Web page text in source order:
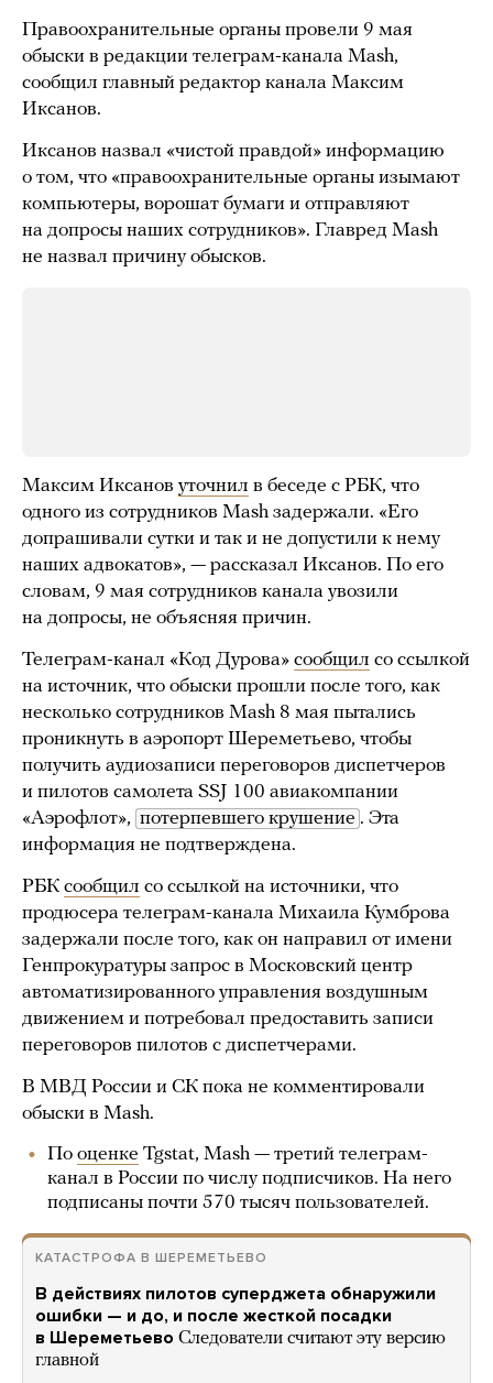
Правоохранительные органы провели 9 мая
обыски в редакции телеграм-канала Mash,
сообщил главный редактор канала Максим
Иксанов.
Иксанов назвал «чистой правдой» информацию
о том, что «правоохранительные органы изымают
компьютеры, ворошат бумаги и отправляют
на допросы наших сотрудников». Главред Mash
не назвал причину обысков.
Максим Иксанов уточнил в беседе с РБК, что
одного из сотрудников Mash задержали. «Его
допрашивали сутки и так и не допустили к нему
наших адвокатов», — рассказал Иксанов. По его
словам, 9 мая сотрудников канала увозили
на допросы, не объясняя причин.
Телеграм-канал «Код Дурова» сообщил со ссылкой
на источник, что обыски прошли после того, как
несколько сотрудников Mash 8 мая пытались
проникнуть в аэропорт Шереметьево, чтобы
получить аудиозаписи переговоров диспетчеров
и пилотов самолета SSJ 100 авиакомпании
«Аэрофлот», потерпевшего крушение . Эта
информация не подтверждена.
РБК сообщил со ссылкой на источники, что
продюсера телеграм-канала Михаила Кумброва
задержали после того, как он направил от имени
Генпрокуратуры запрос в Московский центр
автоматизированного управления воздушным
движением и потребовал предоставить записи
переговоров пилотов с диспетчерами.
В МВД России и СК пока не комментировали
обыски в Mash.
По оценке Tgstat, Mash — третий телеграм-
канал в России по числу подписчиков. На него
подписаны почти 570 тысяч пользователей.
КАТАСТРОФА В ШЕРЕМЕТЬЕВО
В действиях пилотов суперджета обнаружили
ошибки — и до, и после жесткой посадки
в Шереметьево Следователи считают эту версию
главной